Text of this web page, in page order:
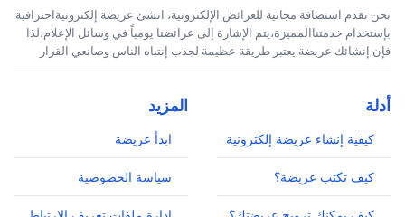
نحن نقدم استضافة مجانية للعرائض الإلكترونية، انشئ عريضة إلكترونيةاحترافية
بإستخدام خدمتناالمميزة،يتم الإشارة إلى عرائضنا يومياً في وسائل الإعلام،لذا
فإن إنشائك عريضة يعتبر طريقة عظيمة لجذب إنتباه الناس وصانعي القرار
أدلة
كيفية إنشاء عريضة إلكترونية
كيف تكتب عريضة؟
المزيد
ابدأ عريضة
سياسة الخصوصية